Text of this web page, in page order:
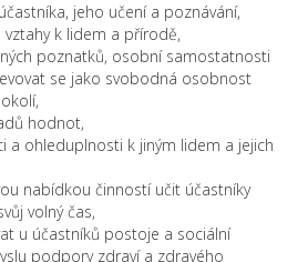
jeho učení a poznávání,
vztahy k lidem a přírodě,
poznatků, osobní samostatnosti
se jako svobodná osobnost
hodnot,
a ohleduplnosti k jiným lidem a jejich
nabídkou činností učit účastníky
volný čas,
u účastníků postoje a sociální
podpory zdraví a zdravého